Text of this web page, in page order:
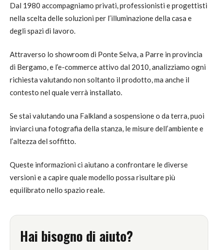
Dal 1980 accompagniamo privati, professionisti e progettisti
nella scelta delle soluzioni per l’illuminazione della casa e
degli spazi di lavoro.
Attraverso lo showroom di Ponte Selva, a Parre in provincia
di Bergamo, e l’e-commerce attivo dal 2010, analizziamo ogni
richiesta valutando non soltanto il prodotto, ma anche il
contesto nel quale verrà installato.
Se stai valutando una Falkland a sospensione o da terra, puoi
inviarci una fotografia della stanza, le misure dell’ambiente e
l’altezza del soffitto.
Queste informazioni ci aiutano a confrontare le diverse
versioni e a capire quale modello possa risultare più
equilibrato nello spazio reale.
Hai bisogno di aiuto?